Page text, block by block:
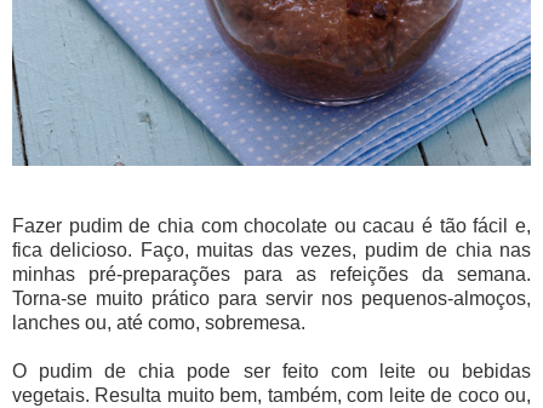
Fazer pudim de chia com chocolate ou cacau é tão fácil e,
fica delicioso. Faço, muitas das vezes, pudim de chia nas
minhas pré-preparações para as refeições da semana.
Torna-se muito prático para servir nos pequenos-almoços,
lanches ou, até como, sobremesa.
O pudim de chia pode ser feito com leite ou bebidas
vegetais. Resulta muito bem, também, com leite de coco ou,